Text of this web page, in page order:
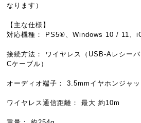
なります）
【主な仕様】
対応機種： PS5®、Windows 10 / 11、
接続方法： ワイヤレス（USB-Aレシー
Cケーブル）
オーディオ端子： 3.5mmイヤホンジャッ
ワイヤレス通信距離： 最大 約10m